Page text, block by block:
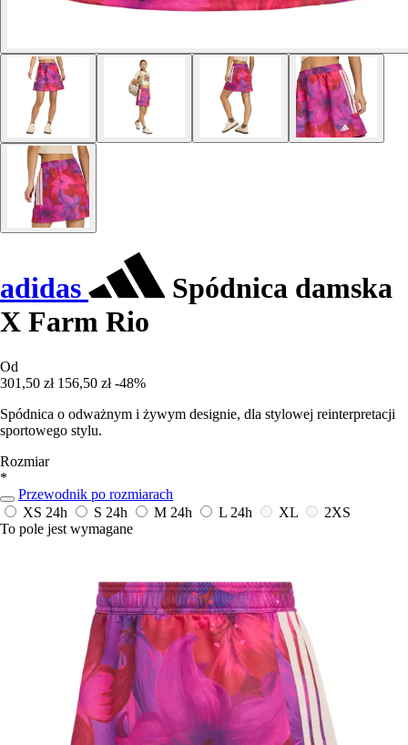
adidas
Spódnica damska
X Farm Rio
Od
301,50 zł 156,50 zł -48%
Spódnica o odważnym i żywym designie, dla stylowej reinterpretacji
sportowego stylu.
Rozmiar
*
Przewodnik po rozmiarach
XS 24h S 24h M 24h L 24h XL
2XS
To pole jest wymagane